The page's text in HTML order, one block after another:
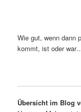
Wie gut, wenn dann
kommt, ist oder
Übersicht im Blog